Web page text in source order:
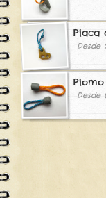
Placa
Desde
Desde